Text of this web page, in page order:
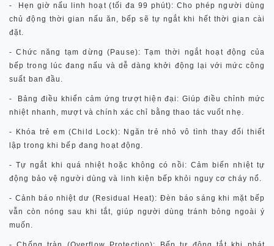
-
Hẹn giờ nấu linh hoạt (tối đa 99 phút): Cho phép người dùng
chủ động thời gian nấu ăn, bếp sẽ tự ngắt khi hết thời gian cài
đặt.
- Chức năng tạm dừng (Pause): Tạm thời ngắt hoạt động của
bếp trong lúc đang nấu và dễ dàng khởi động lại với mức công
suất ban đầu.
- Bảng điều khiển cảm ứng trượt hiện đại: Giúp điều chỉnh mức
nhiệt nhanh, mượt và chính xác chỉ bằng thao tác vuốt nhẹ.
- Khóa trẻ em (Child Lock): Ngăn trẻ nhỏ vô tình thay đổi thiết
lập trong khi bếp đang hoạt động.
- Tự ngắt khi quá nhiệt hoặc không có nồi: Cảm biến nhiệt tự
động bảo vệ người dùng và linh kiện bếp khỏi nguy cơ cháy nổ.
- Cảnh báo nhiệt dư (Residual Heat): Đèn báo sáng khi mặt bếp
vẫn còn nóng sau khi tắt, giúp người dùng tránh bỏng ngoài ý
muốn.